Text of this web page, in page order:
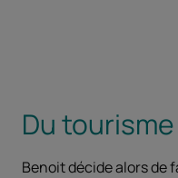
Du
Benoit décide alors de